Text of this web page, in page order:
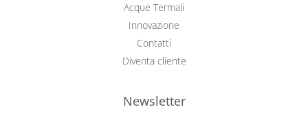
Acque Termali
Innovazione
Contatti
Diventa cliente
Newsletter